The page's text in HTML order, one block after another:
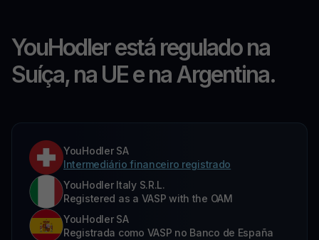
YouHodler está regulado na
Suíça, na UE e na Argentina.
YouHodler SA
Intermediário financeiro registrado
YouHodler Italy S.R.L.
Registered as a VASP with the OAM
YouHodler SA
Registrada como VASP no Banco de España